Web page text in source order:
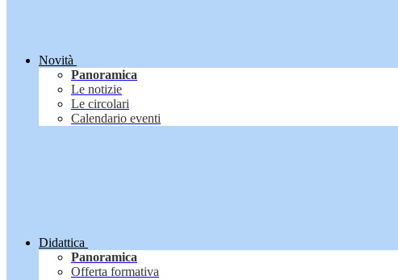
Novità
Panoramica
Le notizie
Le circolari
Calendario eventi
Didattica
Panoramica
Offerta formativa